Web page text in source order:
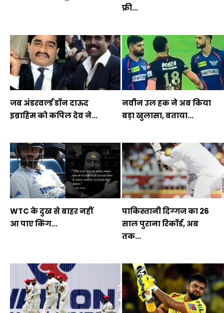
फ्री...
जब अंडरवर्ल्ड डॉन दाऊद
इब्राहिम को कपिल देव ने...
नवीन उल हक ने अब किया
बड़ा खुलासा, बताया...
WTC के दुख से बाहर नहीं
आ पाए किंग...
पाकिस्तानी दिग्गज का 26
साल पुराना रिकॉर्ड, अब
तक...